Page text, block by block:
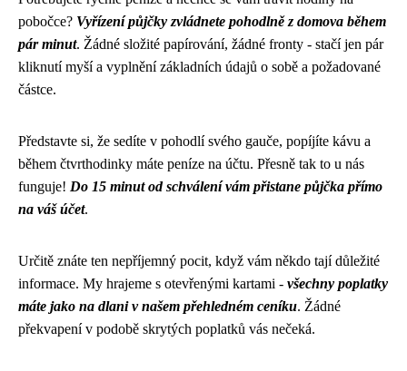
pobočce? Vyřízení půjčky zvládnete pohodlně z domova během
pár minut. Žádné složité papírování, žádné fronty - stačí jen pár
kliknutí myší a vyplnění základních údajů o sobě a požadované
částce.
Představte si, že sedíte v pohodlí svého gauče, popíjíte kávu a
během čtvrthodinky máte peníze na účtu. Přesně tak to u nás
funguje! Do 15 minut od schválení vám přistane půjčka přímo
na váš účet.
Určitě znáte ten nepříjemný pocit, když vám někdo tají důležité
informace. My hrajeme s otevřenými kartami - všechny poplatky
máte jako na dlani v našem přehledném ceníku. Žádné
překvapení v podobě skrytých poplatků vás nečeká.